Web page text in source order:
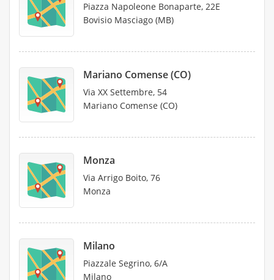
Piazza Napoleone Bonaparte, 22E
Bovisio Masciago (MB)
Mariano Comense (CO)
Via XX Settembre, 54
Mariano Comense (CO)
Monza
Via Arrigo Boito, 76
Monza
Milano
Piazzale Segrino, 6/A
Milano